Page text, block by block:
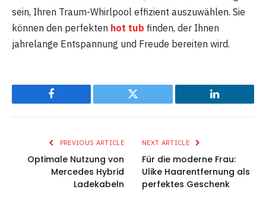
sein, Ihren Traum-Whirlpool effizient auszuwählen. Sie
können den perfekten hot tub finden, der Ihnen
jahrelange Entspannung und Freude bereiten wird.
Facebook Twitter LinkedIn
PREVIOUS ARTICLE
Optimale Nutzung von
Mercedes Hybrid
Ladekabeln
NEXT ARTICLE
Für die moderne Frau:
Ulike Haarentfernung als
perfektes Geschenk